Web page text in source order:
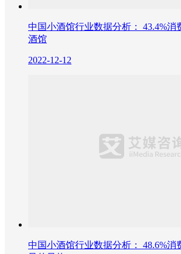
中国小酒馆行业数据分析： 43.4%消
酒馆
2022-12-12
中国小酒馆行业数据分析： 48.6%消